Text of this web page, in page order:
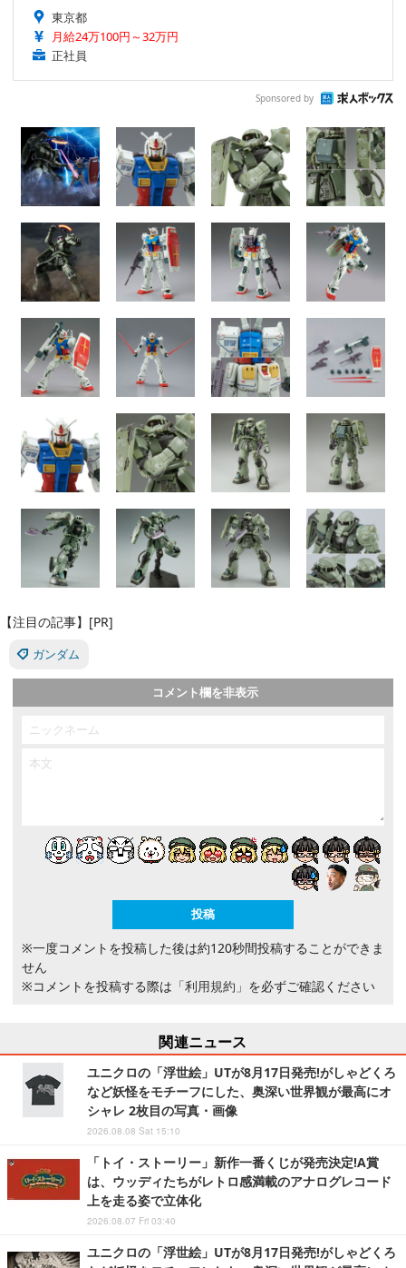
東京都
月給24万100円～32万円
正社員
Sponsored by
【注目の記事】[PR]
ガンダム
コメント欄を非表示
※一度コメントを投稿した後は約120秒間投稿することができま
せん
※コメントを投稿する際は 「利用規約」 を必ずご確認ください
関連ニュース
ユニクロの「浮世絵」UTが8月17日発売!がしゃどくろ
など妖怪をモチーフにした、奥深い世界観が最高にオ
シャレ 2枚目の写真・画像
2026.08.08 Sat 15:10
「トイ・ストーリー」新作一番くじが発売決定!A賞
は、ウッディたちがレトロ感満載のアナログレコード
上を走る姿で立体化
2026.08.07 Fri 03:40
ユニクロの「浮世絵」UTが8月17日発売!がしゃどくろ